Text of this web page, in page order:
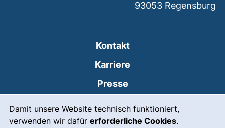
Damit unsere Website technisch funktioniert,
verwenden wir dafür erforderliche Cookies.
Kontakt
Karriere
Presse
Leichte Sprache
93053 Regensburg